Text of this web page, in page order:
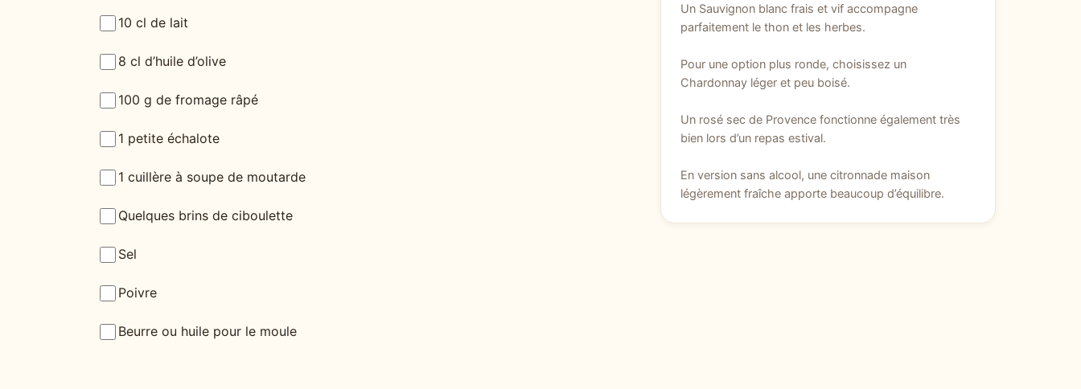
10 cl de lait
8 cl d’huile d’olive
100 g de fromage râpé
1 petite échalote
1 cuillère à soupe de moutarde
Quelques brins de ciboulette
Sel
Poivre
Beurre ou huile pour le moule
Un Sauvignon blanc frais et vif accompagne
parfaitement le thon et les herbes.
Pour une option plus ronde, choisissez un
Chardonnay léger et peu boisé.
Un rosé sec de Provence fonctionne également très
bien lors d’un repas estival.
En version sans alcool, une citronnade maison
légèrement fraîche apporte beaucoup d’équilibre.